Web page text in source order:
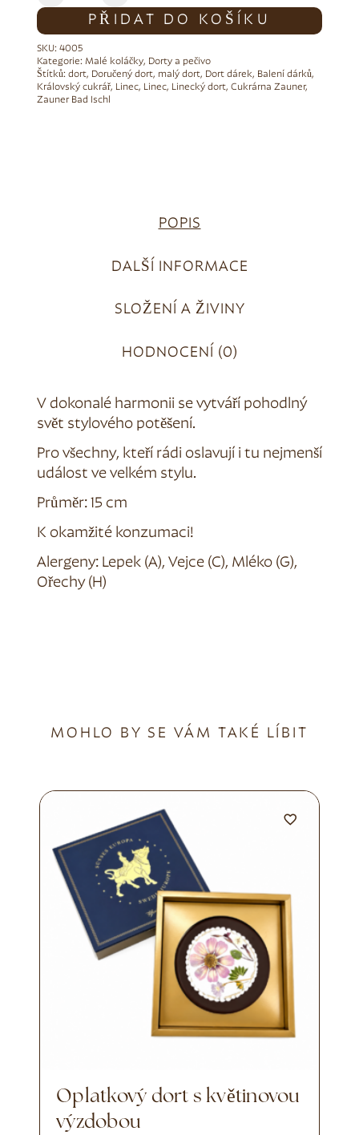
PŘIDAT DO KOŠÍKU
SKU: 4005
Kategorie: Malé koláčky, Dorty a pečivo
Štítků: dort, Doručený dort, malý dort, Dort dárek, Balení dárků,
Královský cukrář, Linec, Linec, Linecký dort, Cukrárna Zauner,
Zauner Bad Ischl
POPIS
DALŠÍ INFORMACE
SLOŽENÍ A ŽIVINY
HODNOCENÍ (0)
V dokonalé harmonii se vytváří pohodlný
svět stylového potěšení.
Pro všechny, kteří rádi oslavují i tu nejmenší
událost ve velkém stylu.
Průměr: 15 cm
K okamžité konzumaci!
Alergeny: Lepek (A), Vejce (C), Mléko (G),
Ořechy (H)
MOHLO BY SE VÁM TAKÉ LÍBIT
Oplatkový dort s květinovou
výzdobou